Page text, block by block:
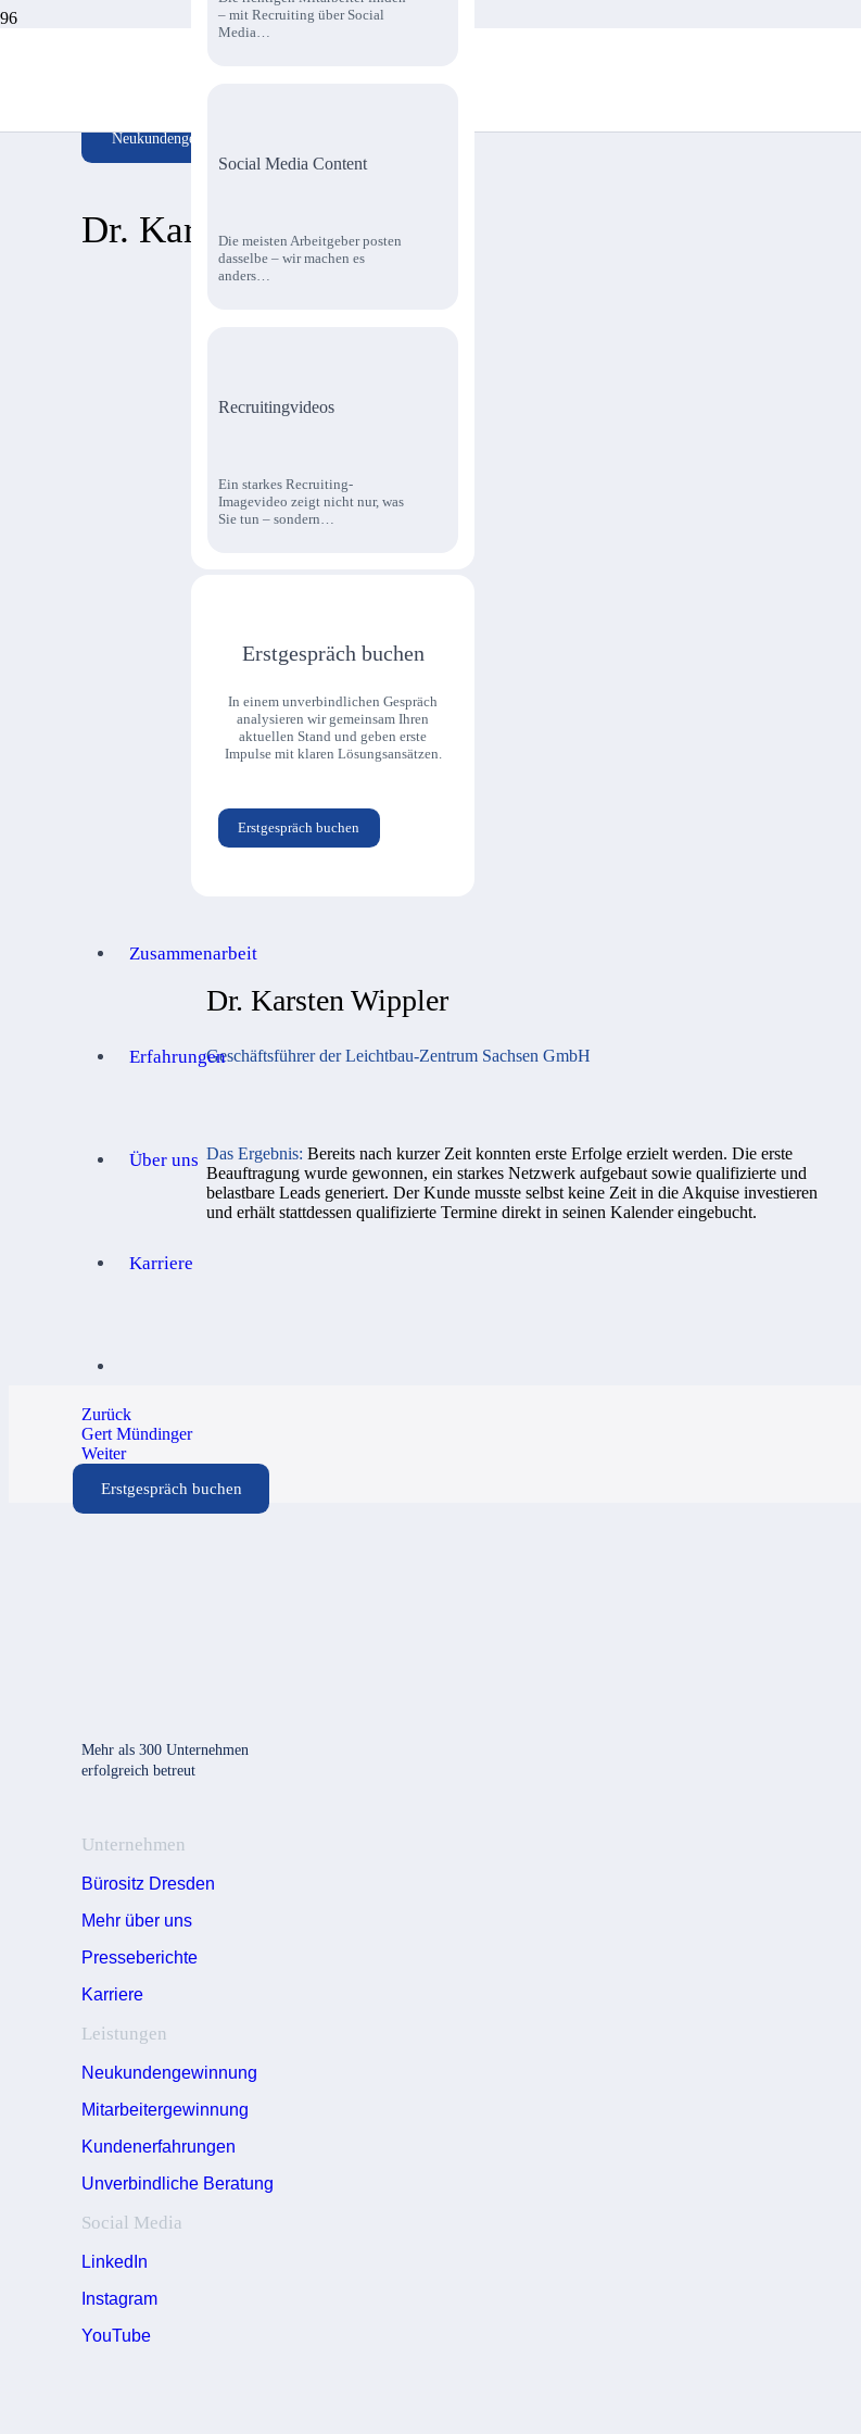
– mit Recruiting über Social
Media…
Social Media Content
Die meisten Arbeitgeber posten
dasselbe – wir machen es
anders…
Recruitingvideos
Ein starkes Recruiting-
Imagevideo zeigt nicht nur, was
Sie tun – sondern…
Erstgespräch buchen
In einem unverbindlichen Gespräch
analysieren wir gemeinsam Ihren
aktuellen Stand und geben erste
Impulse mit klaren Lösungsansätzen.
Erstgespräch buchen
Zusammenarbeit
Erfahrungen
Über uns
Karriere
Erstgespräch buchen
Neukundengewinnung
Dr. Karsten Wippler
Dr. Karsten Wippler
Geschäftsführer der Leichtbau-Zentrum Sachsen GmbH
Das Ergebnis:Bereits nach kurzer Zeit konnten erste Erfolge erzielt werden. Die erste
Beauftragung wurde gewonnen, ein starkes Netzwerk aufgebaut sowie qualifizierte und
belastbare Leads generiert. Der Kunde musste selbst keine Zeit in die Akquise investieren
und erhält stattdessen qualifizierte Termine direkt in seinen Kalender eingebucht.
Zurück
Gert Mündinger
Weiter
Mehr als 300 Unternehmen
erfolgreich betreut
Unternehmen
Bürositz Dresden
Mehr über uns
Presseberichte
Karriere
Leistungen
Neukundengewinnung
Mitarbeitergewinnung
Kundenerfahrungen
Unverbindliche Beratung
Social Media
LinkedIn
Instagram
YouTube